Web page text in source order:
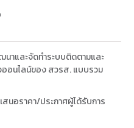
นาและจัดทำระบบติดตามและ
ออนไลน์ของ สวรส. แบบรวม
สนอราคา/ประกาศผู้ได้รับการ